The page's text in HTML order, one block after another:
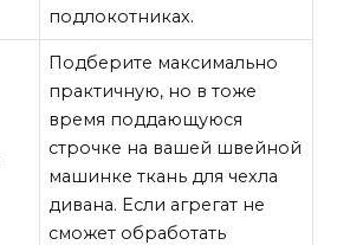
подлокотниках.
Подберите максимально
практичную, но в тоже
время поддающуюся
строчке на вашей швейной
машинке ткань для чехла
дивана. Если агрегат не
сможет обработать